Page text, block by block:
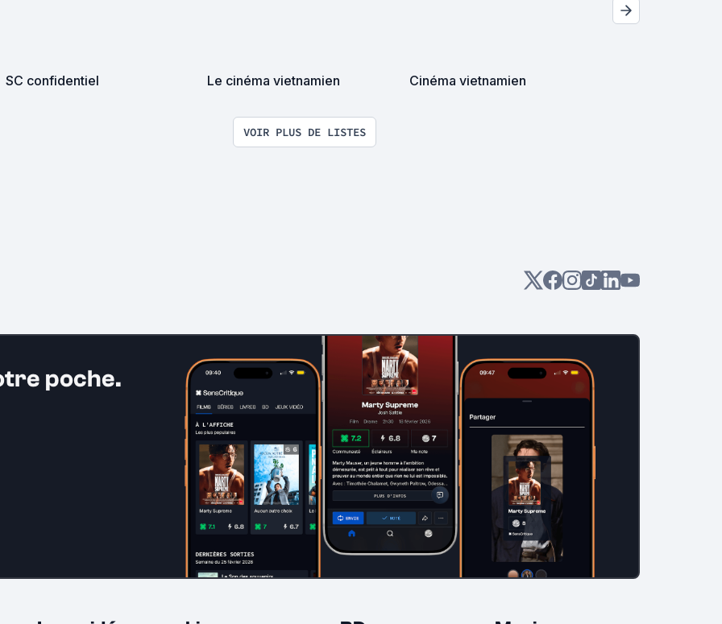
SC confidentiel Le cinéma vietnamien Cinéma vietnamien
VOIR PLUS DE LISTES
poche.